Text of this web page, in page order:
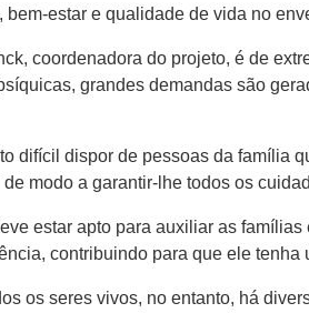
estar e qualidade de vida no
coordenadora do projeto, é de
grandes demandas são
difícil dispor de pessoas da família
modo a garantir-lhe ​todos os
estar apto para auxiliar as
contribuindo para que ele tenha
os seres vivos, no entanto​,​ há